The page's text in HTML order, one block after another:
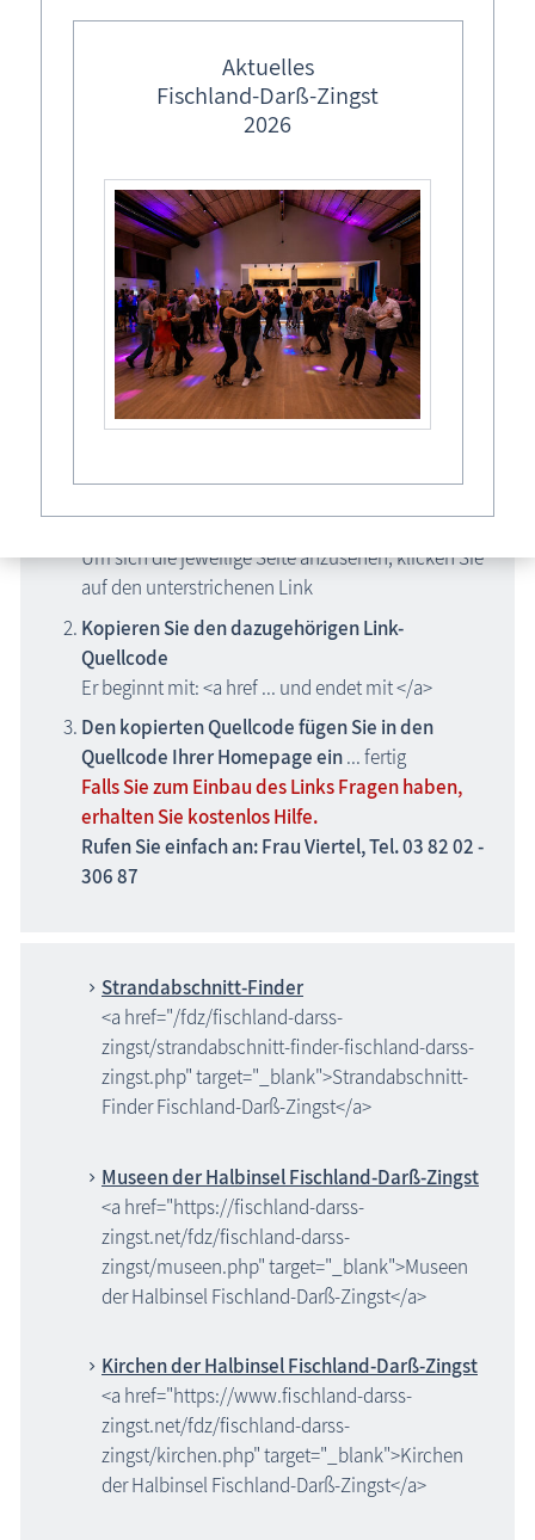
Informationssystem Fischland-Darß-Zingst
Das regionale Informationssystem Fischland-Darß-
www.fischland-darss-zingst.net
www.fischland-darss.net
www.treffpunkt-darss.de
www.treffpunkt-darss.info
Link-Vorschläge zum Kopieren für Ihre
Um sich die jeweilige Seite anzusehen, klicken Sie
auf den unterstrichenen Link
Kopieren Sie den dazugehörigen Link-
Quellcode
Er beginnt mit: <a href ... und endet mit </a>
Den kopierten Quellcode fügen Sie in den
Quellcode Ihrer Homepage ein... fertig
Falls Sie zum Einbau des Links Fragen haben,
erhalten Sie kostenlos Hilfe.
Rufen Sie einfach an: Frau Viertel, Tel. 03 82 02 -
306 87
Strandabschnitt-Finder
<a href="/fdz/fischland-darss-
zingst/strandabschnitt-finder-fischland-darss-
zingst.php" target="_blank">Strandabschnitt-
Finder Fischland-Darß-Zingst</a>
Museen der Halbinsel Fischland-Darß-Zingst
<a href="https://fischland-darss-
zingst.net/fdz/fischland-darss-
zingst/museen.php" target="_blank">Museen
der Halbinsel Fischland-Darß-Zingst</a>
Kirchen der Halbinsel Fischland-Darß-Zingst
<a href="https://www.fischland-darss-
zingst.net/fdz/fischland-darss-
zingst/kirchen.php" target="_blank">Kirchen
der Halbinsel Fischland-Darß-Zingst</a>
Aktuelles
Fischland-Darß-Zingst
2026